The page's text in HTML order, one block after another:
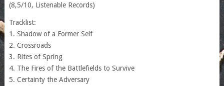
(8,5/10, Listenable Records)
Tracklist:
1. Shadow of a Former Self
2. Crossroads
3. Rites of Spring
4. The Fires of the Battlefields to Survive
5. Certainty the Adversary